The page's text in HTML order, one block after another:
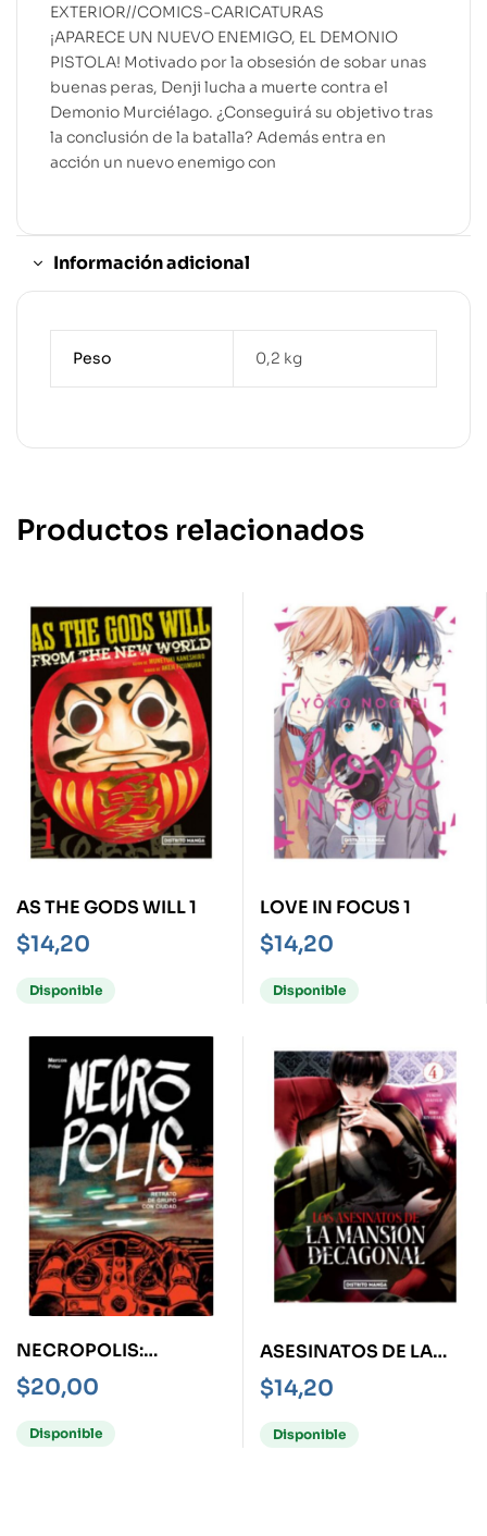
EXTERIOR//COMICS-CARICATURAS
¡APARECE UN NUEVO ENEMIGO, EL DEMONIO
PISTOLA! Motivado por la obsesión de sobar unas
buenas peras, Denji lucha a muerte contra el
Demonio Murciélago. ¿Conseguirá su objetivo tras
la conclusión de la batalla? Además entra en
acción un nuevo enemigo con
Información adicional
Peso 0,2 kg
Productos relacionados
AS THE GODS WILL 1
$14,20
Disponible
LOVE IN FOCUS 1
$14,20
Disponible
NECROPOLIS:
RETRATO DE GRUPO
CON CIUDAD
$20,00
Disponible
ASESINATOS DE LA
MANSIÓN
DECAGONAL 4, LOS
$14,20
Disponible